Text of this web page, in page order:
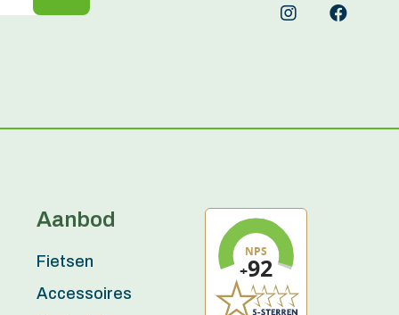
Aanbod
Fietsen
Accessoires